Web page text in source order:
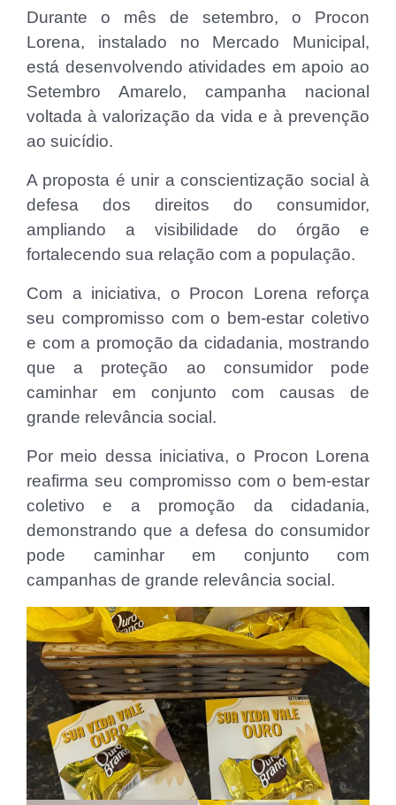
Durante o mês de setembro, o Procon
Lorena, instalado no Mercado Municipal,
está desenvolvendo atividades em apoio ao
Setembro Amarelo, campanha nacional
voltada à valorização da vida e à prevenção
ao suicídio.
A proposta é unir a conscientização social à
defesa dos direitos do consumidor,
ampliando a visibilidade do órgão e
fortalecendo sua relação com a população.
Com a iniciativa, o Procon Lorena reforça
seu compromisso com o bem-estar coletivo
e com a promoção da cidadania, mostrando
que a proteção ao consumidor pode
caminhar em conjunto com causas de
grande relevância social.
Por meio dessa iniciativa, o Procon Lorena
reafirma seu compromisso com o bem-estar
coletivo e a promoção da cidadania,
demonstrando que a defesa do consumidor
pode caminhar em conjunto com
campanhas de grande relevância social.